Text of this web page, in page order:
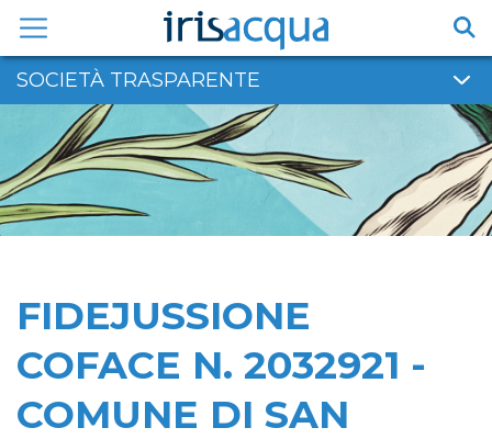
contenuto
SOCIETÀ TRASPARENTE
FIDEJUSSIONE
COFACE N. 2032921 -
COMUNE DI SAN